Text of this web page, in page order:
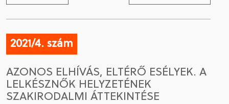
2021/4. szám
AZONOS ELHÍVÁS, ELTÉRŐ ESÉLYEK. A
LELKÉSZNŐK HELYZETÉNEK
SZAKIRODALMI ÁTTEKINTÉSE